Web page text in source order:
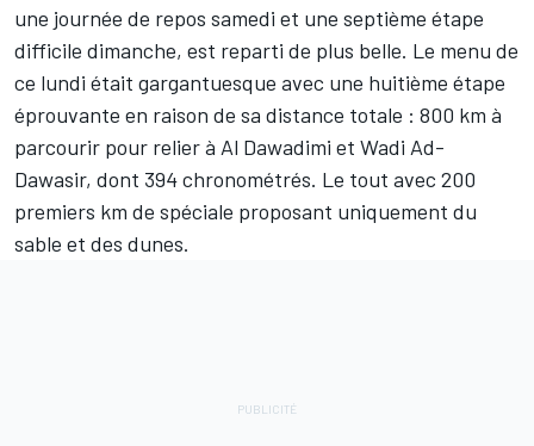
une journée de repos samedi et une septième étape
difficile dimanche, est reparti de plus belle. Le menu de
ce lundi était gargantuesque avec une huitième étape
éprouvante en raison de sa distance totale : 800 km à
parcourir pour relier à Al Dawadimi et Wadi Ad-
Dawasir, dont 394 chronométrés. Le tout avec 200
premiers km de spéciale proposant uniquement du
sable et des dunes.